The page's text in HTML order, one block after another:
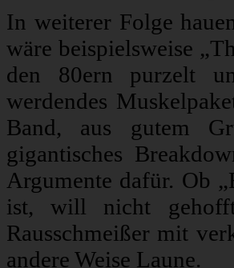
In weiterer Folge hauen
wäre beispielsweise
den 80ern purzelt
werdendes
Band, aus gutem
gigantisches
Argumente dafür. Ob
ist, will nicht gehofft
Rausschmeißer mit
andere Weise Laune.